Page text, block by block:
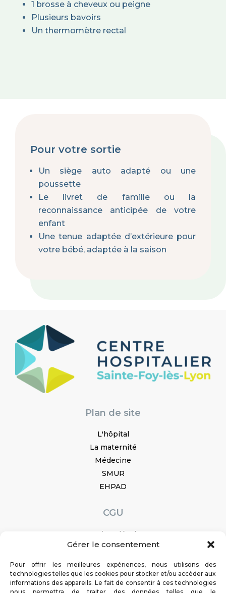
Gérer le consentement
Pour offrir les meilleures expériences, nous utilisons des
technologies telles que les cookies pour stocker et/ou accéder aux
informations des appareils. Le fait de consentir à ces technologies
1 brosse à cheveux ou peigne
Plusieurs bavoirs
Un thermomètre rectal
Pour votre sortie
Un siège auto adapté ou une
poussette
Le livret de famille ou la
reconnaissance anticipée de votre
enfant
Une tenue adaptée d’extérieure pour
votre bébé, adaptée à la saison
Plan de site
L'hôpital
La maternité
Médecine
SMUR
EHPAD
CGU
Mentions légales
Réalisation : Ascomedia
Service en ligne
Prendre rendez-vous